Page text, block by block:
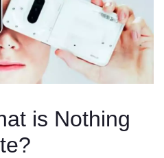
is Nothing